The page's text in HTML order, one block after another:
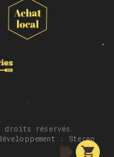
droits réservés.
: Stereo